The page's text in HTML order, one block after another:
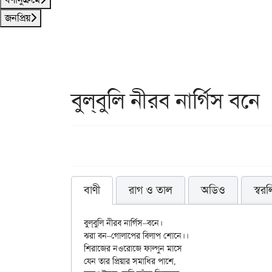
জনপ্রিয়
বুল্‌বুলি নীরব নার্গিস বনে
বাণী রাগ ও তাল অডিও
বুল্‌বুলি নীরব নার্গিস–বনে।
ঝরা বন–গোলাপের বিলাপ শোনে।।
শিরাজের নওরোজে ফাল্গুন মাসে
যেন তার প্রিয়ার সমাধির পাশে,